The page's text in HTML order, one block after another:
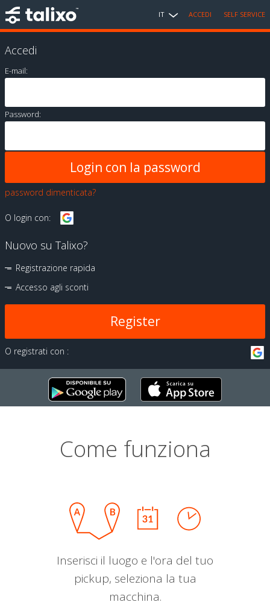
IT ACCEDI SELF SERVICE
Accedi
E-mail:
Password:
password dimenticata?
O login con:
Nuovo su Talixo?
Registrazione rapida
Accesso agli sconti
Register
O registrati con :
Come funziona
Inserisci il luogo e l'ora del tuo
pickup, seleziona la tua
macchina.